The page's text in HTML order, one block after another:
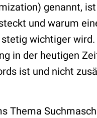
genannt,
und warum
wichtiger wird.
in der heutigen
ist und nicht
Thema